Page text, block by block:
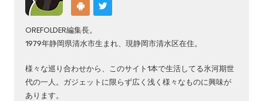
OREFOLDER編集長。
1979年静岡県清水市生まれ、現静岡市清水区在住。
様々な巡り合わせから、このサイト1本で生活してる氷河期世
代の一人。ガジェットに限らず広く浅く様々なものに興味が
あります。